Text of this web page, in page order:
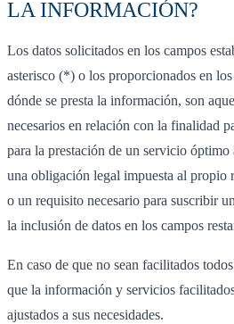
LA INFORMACIÓN?
Los datos solicitados en los campos
asterisco (*) o los proporcionados en
dónde se presta la información, son
necesarios en relación con la finalidad
para la prestación de un servicio óptimo
una obligación legal impuesta al propio
o un requisito necesario para suscribir
la inclusión de datos en los campos
En caso de que no sean facilitados
que la información y servicios
ajustados a sus necesidades.